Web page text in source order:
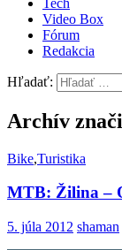
Video Box
Fórum
Redakcia
Hľadať:
Archív
Bike,Turistika
MTB: Žilina –
5. júla 2012 shaman